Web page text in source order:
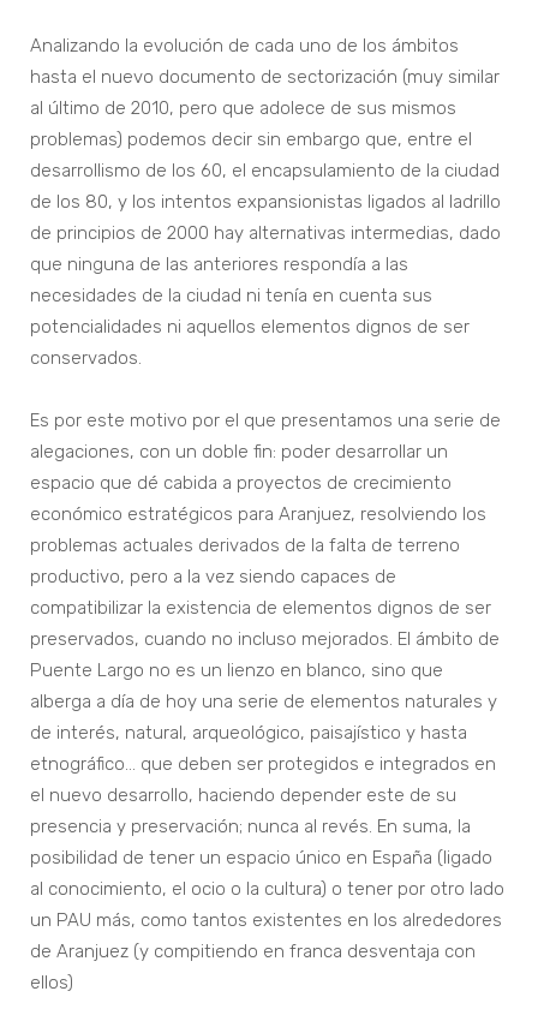
Analizando la evolución de cada uno de los ámbitos
hasta el nuevo documento de sectorización (muy similar
al último de 2010, pero que adolece de sus mismos
problemas) podemos decir sin embargo que, entre el
desarrollismo de los 60, el encapsulamiento de la ciudad
de los 80, y los intentos expansionistas ligados al ladrillo
de principios de 2000 hay alternativas intermedias, dado
que ninguna de las anteriores respondía a las
necesidades de la ciudad ni tenía en cuenta sus
potencialidades ni aquellos elementos dignos de ser
conservados.
Es por este motivo por el que presentamos una serie de
alegaciones, con un doble fin: poder desarrollar un
espacio que dé cabida a proyectos de crecimiento
económico estratégicos para Aranjuez, resolviendo los
problemas actuales derivados de la falta de terreno
productivo, pero a la vez siendo capaces de
compatibilizar la existencia de elementos dignos de ser
preservados, cuando no incluso mejorados. El ámbito de
Puente Largo no es un lienzo en blanco, sino que
alberga a día de hoy una serie de elementos naturales y
de interés, natural, arqueológico, paisajístico y hasta
etnográfico… que deben ser protegidos e integrados en
el nuevo desarrollo, haciendo depender este de su
presencia y preservación; nunca al revés. En suma, la
posibilidad de tener un espacio único en España (ligado
al conocimiento, el ocio o la cultura) o tener por otro lado
un PAU más, como tantos existentes en los alrededores
de Aranjuez (y compitiendo en franca desventaja con
ellos)